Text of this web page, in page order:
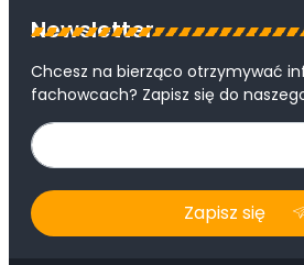
Newsletter
Chcesz na bierząco otrzymywać
fachowcach? Zapisz się do
Zapisz się